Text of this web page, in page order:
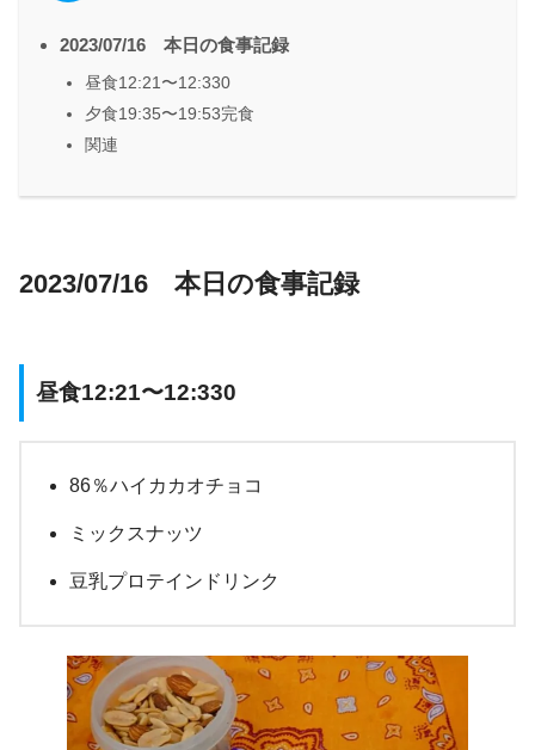
2023/07/16 本日の食事記録
昼食12:21〜12:330
夕食19:35〜19:53完食
関連
2023/07/16 本日の食事記録
昼食12:21〜12:330
86％ハイカカオチョコ
ミックスナッツ
豆乳プロテインドリンク